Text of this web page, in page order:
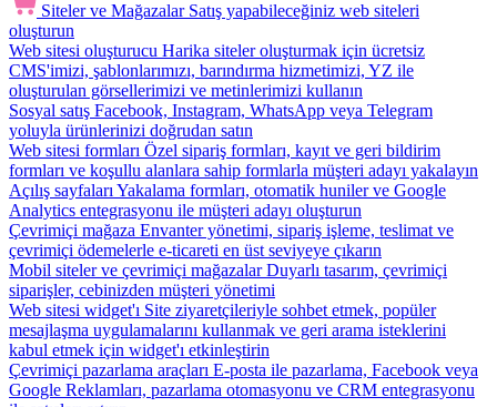
Siteler ve Mağazalar Satış yapabileceğiniz web siteleri
oluşturun
Web sitesi oluşturucu Harika siteler oluşturmak için ücretsiz
CMS'imizi, şablonlarımızı, barındırma hizmetimizi, YZ ile
oluşturulan görsellerimizi ve metinlerimizi kullanın
Sosyal satış Facebook, Instagram, WhatsApp veya Telegram
yoluyla ürünlerinizi doğrudan satın
Web sitesi formları Özel sipariş formları, kayıt ve geri bildirim
formları ve koşullu alanlara sahip formlarla müşteri adayı yakalayın
Açılış sayfaları Yakalama formları, otomatik huniler ve Google
Analytics entegrasyonu ile müşteri adayı oluşturun
Çevrimiçi mağaza Envanter yönetimi, sipariş işleme, teslimat ve
çevrimiçi ödemelerle e-ticareti en üst seviyeye çıkarın
Mobil siteler ve çevrimiçi mağazalar Duyarlı tasarım, çevrimiçi
siparişler, cebinizden müşteri yönetimi
Web sitesi widget'ı Site ziyaretçileriyle sohbet etmek, popüler
mesajlaşma uygulamalarını kullanmak ve geri arama isteklerini
kabul etmek için widget'ı etkinleştirin
Çevrimiçi pazarlama araçları E-posta ile pazarlama, Facebook veya
Google Reklamları, pazarlama otomasyonu ve CRM entegrasyonu